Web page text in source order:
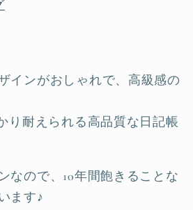
インがおしゃれで、高級感の
り耐えられる高品質な日記帳
なので、10年間飽きることな
ます♪